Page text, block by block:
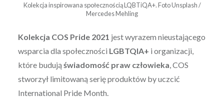
Kolekcja inspirowana społecznością LQBTiQA+. Foto Unsplash /
Mercedes Mehling
Kolekcja COS Pride 2021 jest wyrazem nieustającego
wsparcia dla społeczności LGBTQIA+ i organizacji,
które budują świadomość praw człowieka, COS
stworzył limitowaną serię produktów by uczcić
International Pride Month.